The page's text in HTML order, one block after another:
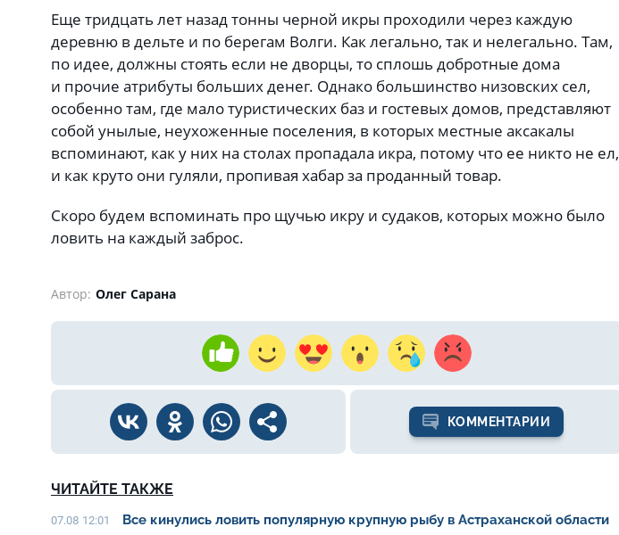
Еще тридцать лет назад тонны черной икры проходили через каждую
деревню в дельте и по берегам Волги. Как легально, так и нелегально. Там,
по идее, должны стоять если не дворцы, то сплошь добротные дома
и прочие атрибуты больших денег. Однако большинство низовских сел,
особенно там, где мало туристических баз и гостевых домов, представляют
собой унылые, неухоженные поселения, в которых местные аксакалы
вспоминают, как у них на столах пропадала икра, потому что ее никто не ел,
и как круто они гуляли, пропивая хабар за проданный товар.
Скоро будем вспоминать про щучью икру и судаков, которых можно было
ловить на каждый заброс.
Автор: Олег Сарана
КОММЕНТАРИИ
ЧИТАЙТЕ ТАКЖЕ
07.08 12:01 Все кинулись ловить популярную крупную рыбу в Астраханской области